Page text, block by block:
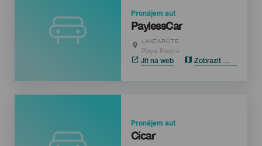
Pronájem aut
PaylessCar
LANZAROTE
Localidad
Playa Blanca
Jít na web Zobrazit mapu
Pronájem aut
Cicar